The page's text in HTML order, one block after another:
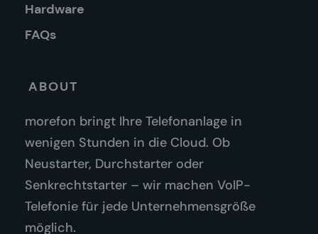
Hardware
FAQs
ABOUT
morefon bringt Ihre Telefonanlage in
wenigen Stunden in die Cloud. Ob
Neustarter, Durchstarter oder
Senkrechtstarter – wir machen VoIP-
Telefonie für jede Unternehmensgröße
möglich.